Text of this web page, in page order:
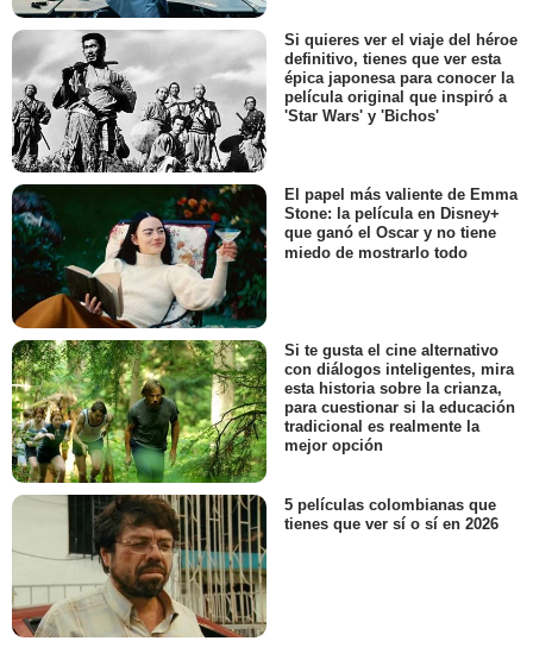
Si quieres ver el viaje del héroe
definitivo, tienes que ver esta
épica japonesa para conocer la
película original que inspiró a
'Star Wars' y 'Bichos'
El papel más valiente de Emma
Stone: la película en Disney+
que ganó el Oscar y no tiene
miedo de mostrarlo todo
Si te gusta el cine alternativo
con diálogos inteligentes, mira
esta historia sobre la crianza,
para cuestionar si la educación
tradicional es realmente la
mejor opción
5 películas colombianas que
tienes que ver sí o sí en 2026